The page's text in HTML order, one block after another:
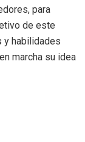
para
de este
y habilidades
marcha su idea